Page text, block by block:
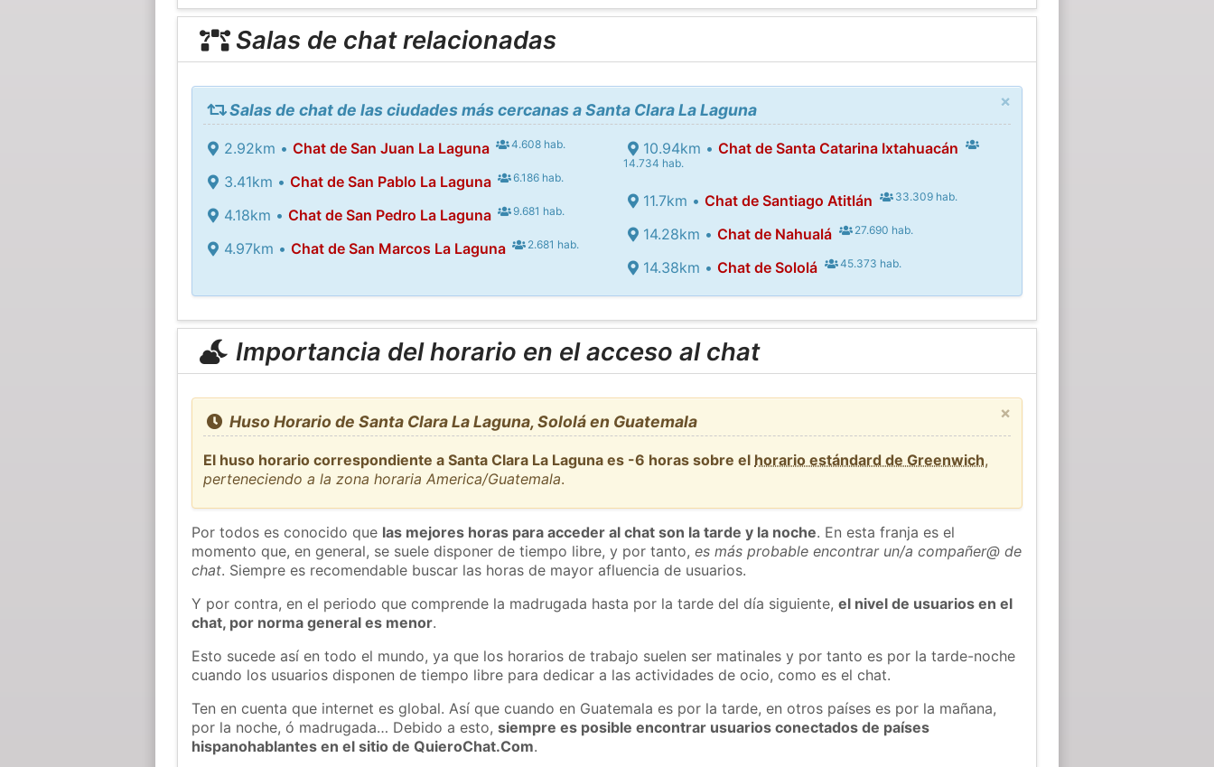
Salas de chat relacionadas
×
Salas de chat de las ciudades más cercanas a Santa Clara La Laguna
2.92km • Chat de San Juan La Laguna 4.608 hab.
3.41km • Chat de San Pablo La Laguna 6.186 hab.
4.18km • Chat de San Pedro La Laguna 9.681 hab.
4.97km • Chat de San Marcos La Laguna 2.681 hab.
10.94km •Chat de Santa Catarina Ixtahuacán
14.734 hab.
11.7km •Chat de Santiago Atitlán 33.309 hab.
14.28km •Chat de Nahualá 27.690 hab.
14.38km •Chat de Sololá 45.373 hab.
Importancia del horario en el acceso al chat
×
Huso Horario de Santa Clara La Laguna, Sololá en Guatemala
El huso horario correspondiente a Santa Clara La Laguna es -6 horas sobre el horario estándard de Greenwich,
perteneciendo a la zona horaria America/Guatemala.
Por todos es conocido que las mejores horas para acceder al chat son la tarde y la noche. En esta franja es el
momento que, en general, se suele disponer de tiempo libre, y por tanto,es más probable encontrar un/a compañer@ de
chat. Siempre es recomendable buscar las horas de mayor afluencia de usuarios.
Y por contra, en el periodo que comprende la madrugada hasta por la tarde del día siguiente,el nivel de usuarios en el
chat, por norma general es menor.
Esto sucede así en todo el mundo, ya que los horarios de trabajo suelen ser matinales y por tanto es por la tarde-noche
cuando los usuarios disponen de tiempo libre para dedicar a las actividades de ocio, como es el chat.
Ten en cuenta que internet es global. Así que cuando en Guatemala es por la tarde, en otros países es por la mañana,
por la noche, ó madrugada… Debido a esto,siempre es posible encontrar usuarios conectados de países
hispanohablantes en el sitio de QuieroChat.Com.